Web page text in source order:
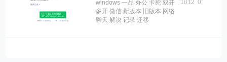
windows 一品 办公 卡死 双开
多开 微信 新版本 旧版本 网络
聊天 解决 记录 迁移
1012 0